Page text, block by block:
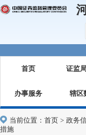
首页 证监
办事服务 辖区
当前位置： 首页 > 政务
措施